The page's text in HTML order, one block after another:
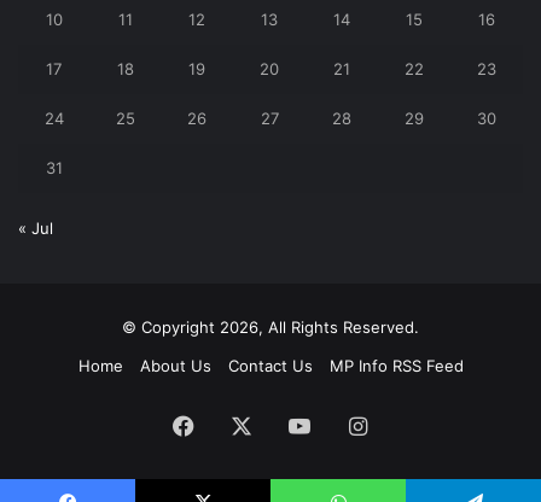
10 11 12 13 14 15 16
17 18 19 20 21 22 23
24 25 26 27 28 29 30
31
« Jul
© Copyright 2026, All Rights Reserved.
Home
About Us Contact Us MP Info RSS Feed
Facebook YouTubeInstagram